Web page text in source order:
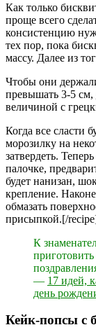
Как только
проще всего
консистенцию
тех пор, пока
массу. Далее из
Чтобы они
превышать 3-5 см,
величиной с
Когда все сласти
морозилку на
затвердеть.
палочке,
будет нанизан,
крепление.
обмазать
присыпкой.[/
К
— 17 идей,
день
Кейк-попсы с